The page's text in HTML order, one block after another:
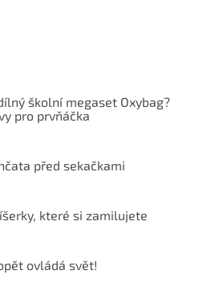
školní megaset Oxybag?
pro prvňáčka
před sekačkami
které si zamilujete
ovládá svět!